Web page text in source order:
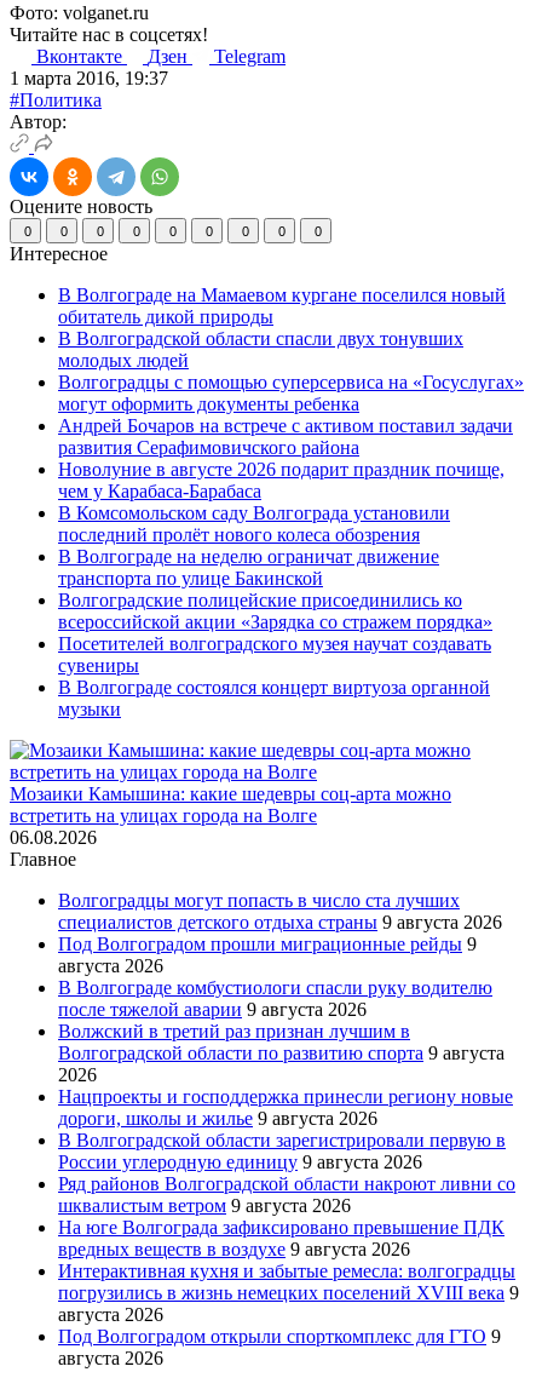
Фото: volganet.ru
Читайте нас в соцсетях!
Вконтакте
Дзен
Telegram
1 марта 2016, 19:37
#Политика
Автор:
Оцените новость
0 0 0 0 0 0 0 0 0
Интересное
В Волгограде на Мамаевом кургане поселился новый
обитатель дикой природы
В Волгоградской области спасли двух тонувших
молодых людей
Волгоградцы с помощью суперсервиса на «Госуслугах»
могут оформить документы ребенка
Андрей Бочаров на встрече с активом поставил задачи
развития Серафимовичского района
Новолуние в августе 2026 подарит праздник почище,
чем у Карабаса-Барабаса
В Комсомольском саду Волгограда установили
последний пролёт нового колеса обозрения
В Волгограде на неделю ограничат движение
транспорта по улице Бакинской
Волгоградские полицейские присоединились ко
всероссийской акции «Зарядка со стражем порядка»
Посетителей волгоградского музея научат создавать
сувениры
В Волгограде состоялся концерт виртуоза органной
музыки
Мозаики Камышина: какие шедевры соц-арта можно
встретить на улицах города на Волге
06.08.2026
Главное
Волгоградцы могут попасть в число ста лучших
специалистов детского отдыха страны 9 августа 2026
Под Волгоградом прошли миграционные рейды 9
августа 2026
В Волгограде комбустиологи спасли руку водителю
после тяжелой аварии 9 августа 2026
Волжский в третий раз признан лучшим в
Волгоградской области по развитию спорта 9 августа
2026
Нацпроекты и господдержка принесли региону новые
дороги, школы и жилье 9 августа 2026
В Волгоградской области зарегистрировали первую в
России углеродную единицу 9 августа 2026
Ряд районов Волгоградской области накроют ливни со
шквалистым ветром 9 августа 2026
На юге Волгограда зафиксировано превышение ПДК
вредных веществ в воздухе 9 августа 2026
Интерактивная кухня и забытые ремесла: волгоградцы
погрузились в жизнь немецких поселений XVIII века 9
августа 2026
Под Волгоградом открыли спорткомплекс для ГТО 9
августа 2026